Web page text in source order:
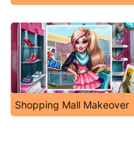
Shopping Mall Makeover